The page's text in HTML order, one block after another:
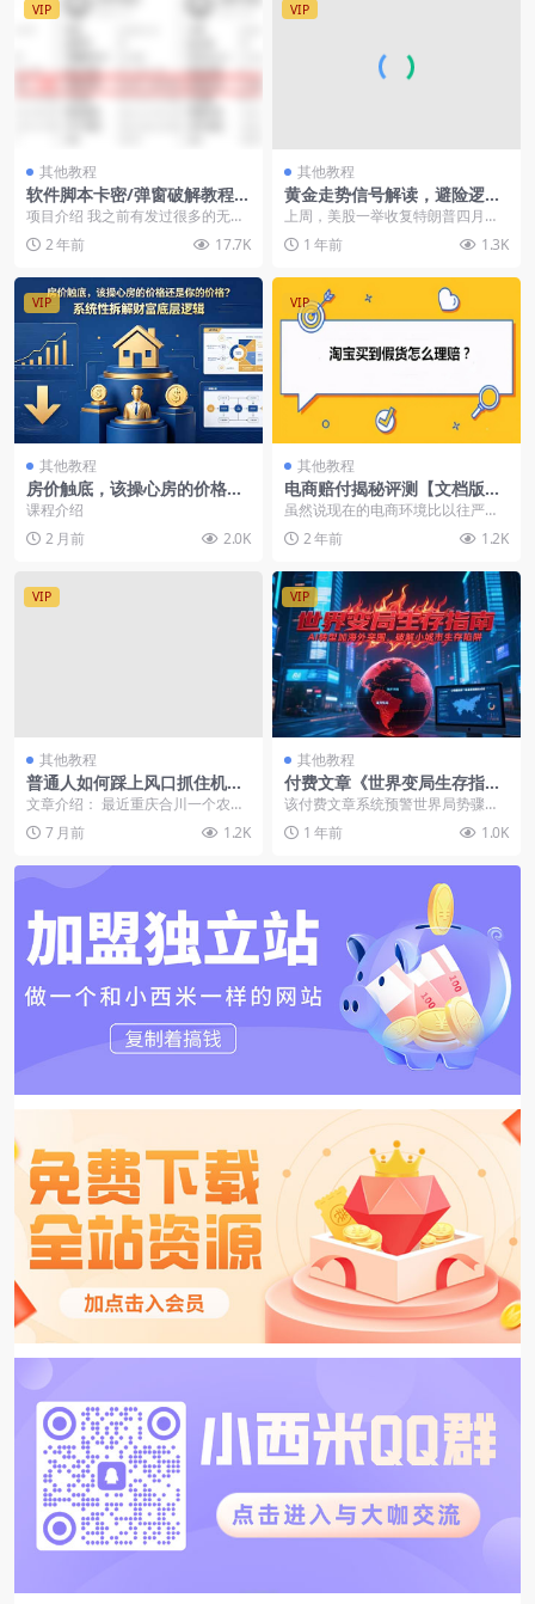
VIP
其他教程
软件脚本卡密/弹窗破解教程，
从0开始教你破解软件卡密
项目介绍 我之前有发过很多的无版
权软件，有很多人想要给这些无版
权软件添加自己的卡...
2 年前 17.7K
VIP
其他教程
黄金走势信号解读，避险逻辑
+市场情绪，美股剧震后的资
产配置密码
上周，美股一举收复特朗普四月一
手泡制的“解放日”以来的历史性暴
跌。这次暴跌的开始...
1 年前 1.3K
VIP
其他教程
房价触底，该操心房的价格还
是你的价格？系统性拆解财富
底层逻辑（PDF文章）
课程介绍
2 月前
2.0K
VIP
其他教程
电商赔付揭秘评测【文档版
本】
虽然说现在的电商环境比以往严厉
得多了，严厉打击各种假劣产品，
但还是有不少商家打擦...
2 年前 1.2K
VIP
其他教程
普通人如何踩上风口抓住机
会？（PDF文章）
文章介绍： 最近重庆合川一个农村
女孩呆呆火得一塌糊涂。 事情由来
是这样的。 1月...
7 月前 1.2K
VIP
其他教程
付费文章《世界变局生存指
南，AI转型加海外突围，破解
该付费文章系统预警世界局势骤变
下的生存策略，聚焦三大核心危
机：中东冲突引发的全球...
1 年前 1.0K